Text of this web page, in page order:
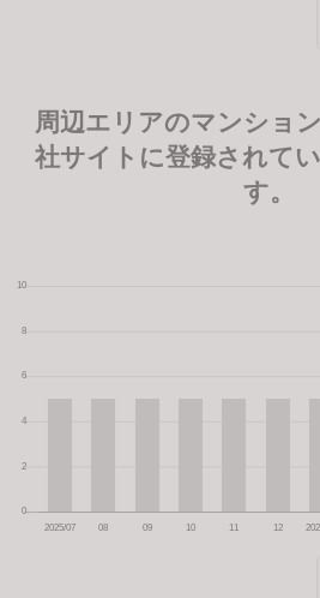
周辺エリアのマンショ
社サイトに登録されて
す。